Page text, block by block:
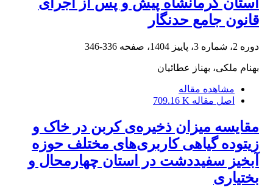
قانون جامع حدنگار
دوره 2، شماره 3، پاییز 1404، صفحه 336-346
بهنام ملکی، بهناز عطائیان
مشاهده مقاله
اصل مقاله 709.16 K
مقایسه میزان ذخیره‌ی کربن در خاک و
زیتوده گیاهی کاربری‌های مختلف حوزه
آبخیز سفیددشت در استان چهارمحال و
بختیاری